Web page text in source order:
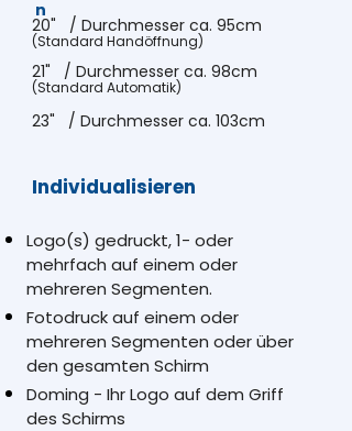
20" / Durchmesser ca. 95cm
(Standard Handöffnung)
21" / Durchmesser ca. 98cm
(Standard Automatik)
23" / Durchmesser ca. 103cm
n
Logo(s) gedruckt, 1- oder
mehrfach auf einem oder
mehreren Segmenten.
Fotodruck auf einem oder
mehreren Segmenten oder über
den gesamten Schirm
Doming - Ihr Logo auf dem Griff
des Schirms
Individualisieren